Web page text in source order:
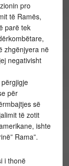
pro
të Ramës,
parë tek
zhgënjyera në
negativisht
për
së
të zotit
ishte
Rama”.
i thonë